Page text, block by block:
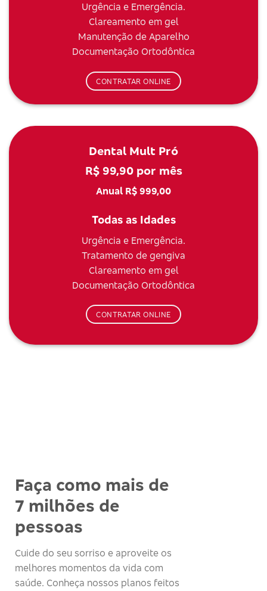
Urgência e Emergência.
Clareamento em gel
Manutenção de Aparelho
Documentação Ortodôntica
CONTRATAR ONLINE
Dental Mult Pró
R$ 99,90 por mês
Anual R$ 999,00
Todas as Idades
Urgência e Emergência.
Tratamento de gengiva
Clareamento em gel
Documentação Ortodôntica
CONTRATAR ONLINE
Faça como mais de
7 milhões de
pessoas
Cuide do seu sorriso e aproveite os
melhores momentos da vida com
saúde. Conheça nossos planos feitos